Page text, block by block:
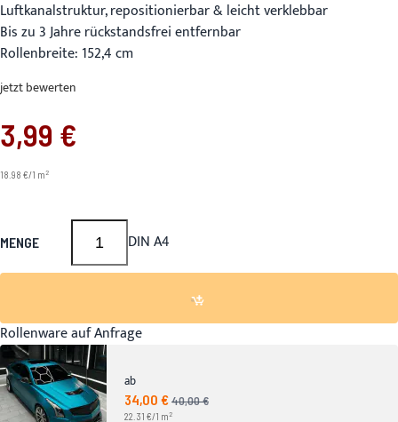
Luftkanalstruktur, repositionierbar & leicht verklebbar
Bis zu 3 Jahre rückstandsfrei entfernbar
Rollenbreite: 152,4 cm
jetzt bewerten
3,99 €
18.98 €/1 m2
MENGE DIN A4
Rollenware auf Anfrage
ab
Angebotspreis
34,00 €UVP
40,00 €
22.31 €/1 m 2